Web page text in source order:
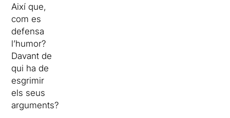
Així que,
com es
defensa
l’humor?
Davant de
qui ha de
esgrimir
els seus
arguments?